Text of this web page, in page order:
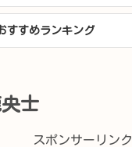
すめランキング
士
スポンサーリンク